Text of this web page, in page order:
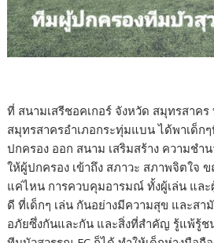
ที่ สนามเสรีชอคเกอร์ จังหวัด สมุทรสาค
สมุทรสาครอำเภอกระทุ่มแบน ได้พาเด็ก
ปกครอง ออก สนาม เสริมสร้าง ความชำ
ให้ผู้ปกครอง เข้าถึง สภาวะ สภาพจิตใจ
แค่ไหน การควบคุมอารมณ์ ทั้งผู้เล่น และ
ดี ที่เด็กๆ เล่น กันอย่างมีความสุข และส
อภัยซึ่งกันและกัน และสิ่งที่สำคัญ รู้แพ้รู้ช